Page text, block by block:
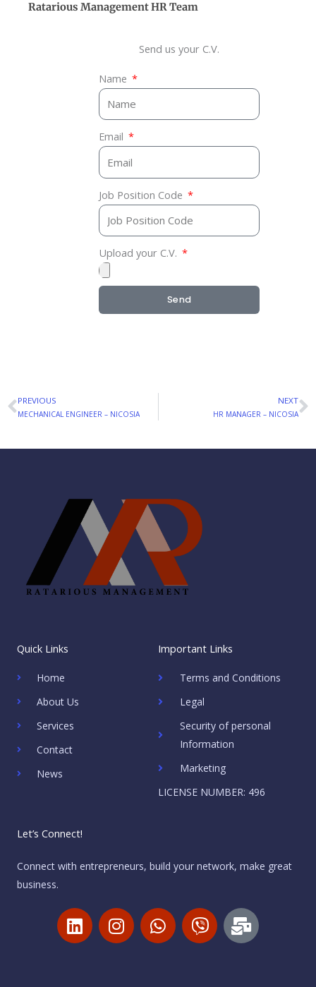
Ratarious ManagementHR Team
Send us your C.V.
Name
Email
Job Position Code
Upload your C.V.
Send
Prev
PREVIOUS
MECHANICAL ENGINEER – NICOSIA
NEXT
HR MANAGER – NICOSIA
Quick Links
Home
About Us
Services
Contact
News
Important Links
Terms and Conditions
Legal
Security of personal
Information
Marketing
LICENSE NUMBER: 496
Let’s Connect!
Connect with entrepreneurs, build your network, make great
business.
L
i
n
I
n
s
W
h
a
V
i
b
M
a
i